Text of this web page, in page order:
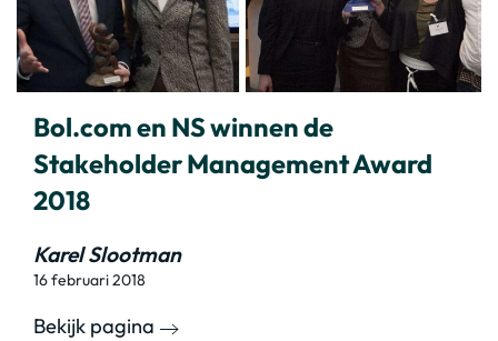
Bol.com en NS winnen de
Stakeholder Management Award
2018
Karel Slootman
16 februari 2018
Bekijk pagina